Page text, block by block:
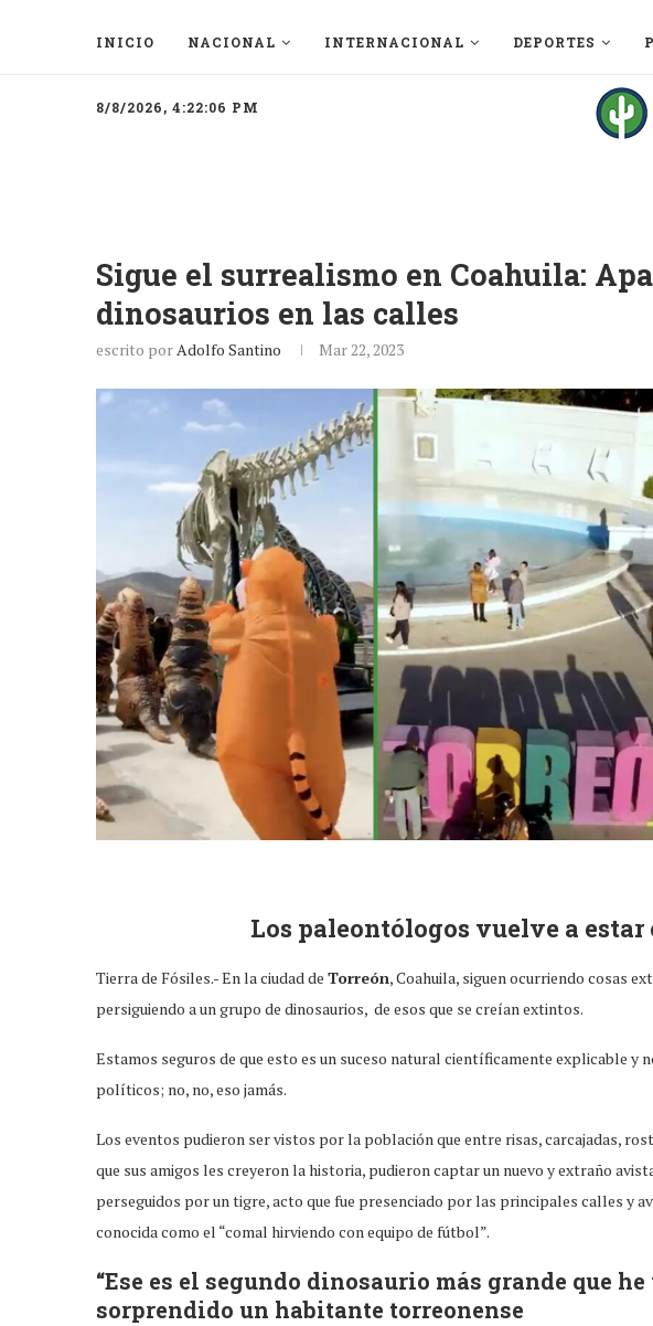
INICIO NACIONAL INTERNACIONAL DEPORTES
8/8/2026, 4:22:06 PM
Sigue el surrealismo en Coahuila:
dinosaurios en las calles
escrito porAdolfo Santino Mar 22, 2023
Los paleontólogos vuelve a estar
Tierra de Fósiles.- En la ciudad de Torreón, Coahuila, siguen ocurriendo cosas
persiguiendo a un grupo de dinosaurios, de esos que se creían extintos.
Estamos seguros de que esto es un suceso natural científicamente explicable y
políticos; no, no, eso jamás.
Los eventos pudieron ser vistos por la población que entre risas, carcajadas,
que sus amigos les creyeron la historia, pudieron captar un nuevo y extraño
perseguidos por un tigre, acto que fue presenciado por las principales calles y
conocida como el “comal hirviendo con equipo de fútbol”.
“Ese es el segundo dinosaurio más grande que
sorprendido un habitante torreonense